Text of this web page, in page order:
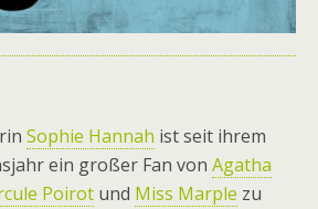
Sophie Hannah ist seit ihrem
ein großer Fan von Agatha
Poirot und Miss Marple zu